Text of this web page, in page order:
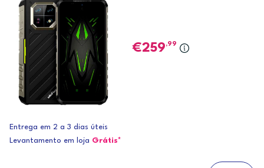
259,99
Entrega em 2 a 3 dias úteis
Levantamento em loja Grátis*